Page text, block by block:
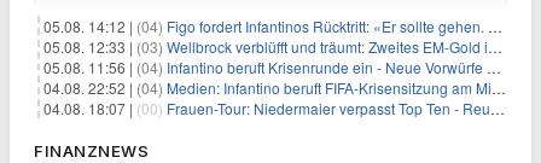
05.08. 14:12 | (04) Figo fordert Infantinos Rücktritt: «Er sollte gehen. Jetzt»
05.08. 12:33 | (03) Wellbrock verblüfft und träumt: Zweites EM-Gold in Paris
05.08. 11:56 | (04) Infantino beruft Krisenrunde ein - Neue Vorwürfe gegen FIFA
04.08. 22:52 | (04) Medien: Infantino beruft FIFA-Krisensitzung am Mittwoch ein
04.08. 18:07 | (00) Frauen-Tour: Niedermaier verpasst Top Ten - Reusser siegt
FINANZNEWS